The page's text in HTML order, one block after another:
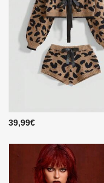
39,99€